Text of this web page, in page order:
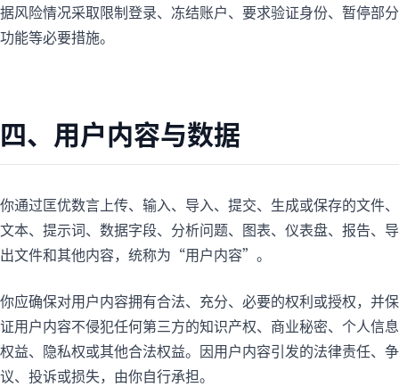
据风险情况采取限制登录、冻结账户、要求验证身份、暂停部分
功能等必要措施。
四、用户内容与数据
你通过匡优数言上传、输入、导入、提交、生成或保存的文件、
文本、提示词、数据字段、分析问题、图表、仪表盘、报告、导
出文件和其他内容，统称为“用户内容”。
你应确保对用户内容拥有合法、充分、必要的权利或授权，并保
证用户内容不侵犯任何第三方的知识产权、商业秘密、个人信息
权益、隐私权或其他合法权益。因用户内容引发的法律责任、争
议、投诉或损失，由你自行承担。